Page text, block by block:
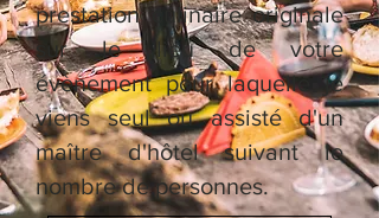
prestation culinaire originale
sur le lieu de votre
évènement pour laquelle je
viens seul ou assisté d'un
maître d'hôtel suivant le
nombre de personnes.